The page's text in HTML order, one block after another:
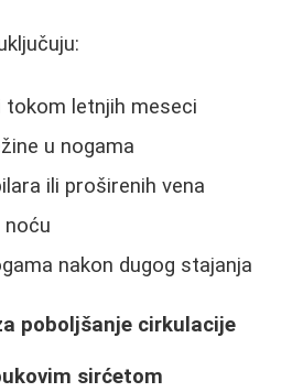
tokom letnjih meseci
u nogama
ili proširenih vena
noću
nakon dugog stajanja
poboljšanje cirkulacije
sirćetom